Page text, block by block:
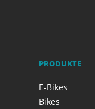
PRODUKTE
E-Bikes
Bikes